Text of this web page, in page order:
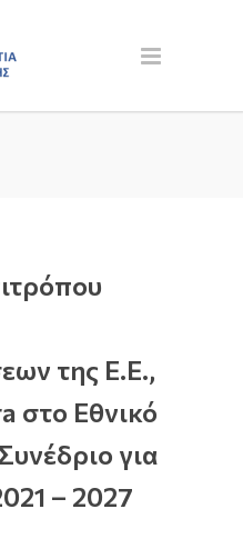
της Ε.Ε.,
στο Εθνικό
για
– 2027